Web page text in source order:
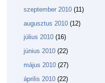
szeptember 2010 (11)
augusztus 2010 (12)
július 2010 (16)
június 2010 (22)
május 2010 (27)
április 2010 (22)